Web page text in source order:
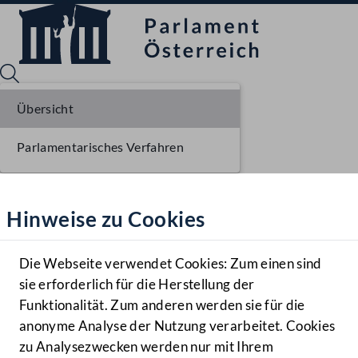
Hilfe
Benutzer
Navigationsmenü öffnen
MENÜ
Hinweise zu Cookies
Die Webseite verwendet Cookies: Zum einen sind
sie erforderlich für die Herstellung der
Funktionalität. Zum anderen werden sie für die
anonyme Analyse der Nutzung verarbeitet. Cookies
zu Analysezwecken werden nur mit Ihrem
Übersicht
Parlamentarisches Verfahren